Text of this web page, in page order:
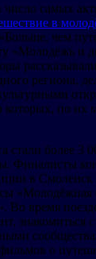
самых
в
чем
«Молодёжь и
региона,
по их
стали более 3
Финалисты
в
«Молодёжная
Во время
знакомиться
о